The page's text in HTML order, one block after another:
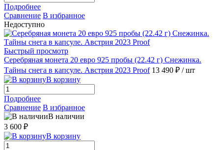
Подробнее
Сравнение В избранное
Недоступно
Быстрый просмотр
Серебряная монета 20 евро 925 пробы (22.42 г) Снежинка.
Тайны снега в капсуле. Австрия 2023 Proof 13 490 ₽ / шт
В корзину
Подробнее
Сравнение В избранное
В наличии
3 600 ₽
В корзину